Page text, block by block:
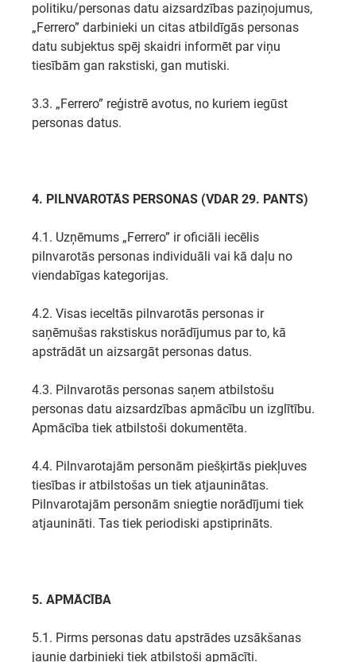
politiku/personas datu aizsardzības paziņojumus,
„Ferrero” darbinieki un citas atbildīgās personas
datu subjektus spēj skaidri informēt par viņu
tiesībām gan rakstiski, gan mutiski.
3.3. „Ferrero” reģistrē avotus, no kuriem iegūst
personas datus.
4. PILNVAROTĀS PERSONAS (VDAR 29. PANTS)
4.1. Uzņēmums „Ferrero” ir oficiāli iecēlis
pilnvarotās personas individuāli vai kā daļu no
viendabīgas kategorijas.
4.2. Visas ieceltās pilnvarotās personas ir
saņēmušas rakstiskus norādījumus par to, kā
apstrādāt un aizsargāt personas datus.
4.3. Pilnvarotās personas saņem atbilstošu
personas datu aizsardzības apmācību un izglītību.
Apmācība tiek atbilstoši dokumentēta.
4.4. Pilnvarotajām personām piešķirtās piekļuves
tiesības ir atbilstošas un tiek atjauninātas.
Pilnvarotajām personām sniegtie norādījumi tiek
atjaunināti. Tas tiek periodiski apstiprināts.
5. APMĀCĪBA
5.1. Pirms personas datu apstrādes uzsākšanas
jaunie darbinieki tiek atbilstoši apmācīti.